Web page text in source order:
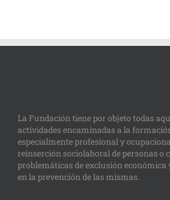
La Fundación tiene por objeto todas
actividades encaminadas a la
especialmente profesional y
reinserción sociolaboral de personas o
problemáticas de exclusión económica
en la prevención de las mismas.